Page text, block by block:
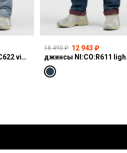
джинсы CO:NO:C622 vintage blue print
18 490 ₽ 12 943 ₽